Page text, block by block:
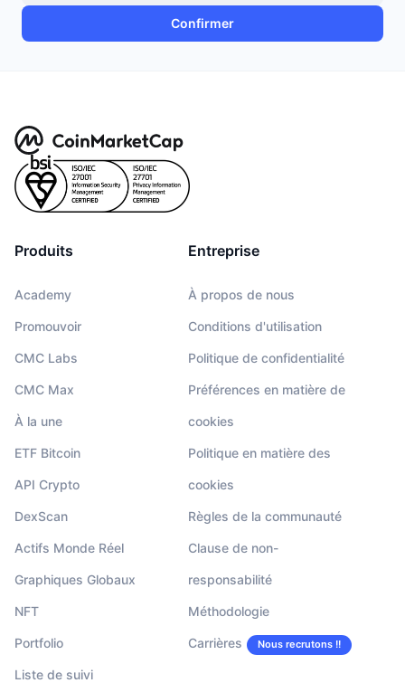
Confirmer
Produits
Academy
Promouvoir
CMC Labs
CMC Max
À la une
ETF Bitcoin
API Crypto
DexScan
Actifs Monde Réel
Graphiques Globaux
NFT
Portfolio
Liste de suivi
Entreprise
À propos de nous
Conditions d'utilisation
Politique de confidentialité
Préférences en matière de
cookies
Politique en matière des
cookies
Règles de la communauté
Clause de non-
responsabilité
Méthodologie
Carrières Nous recrutons !!